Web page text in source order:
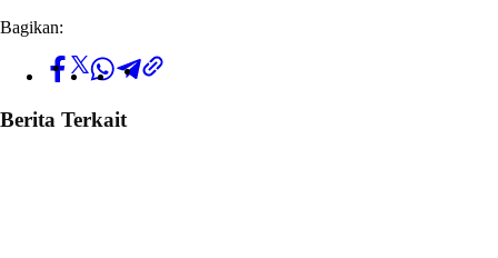
Bagikan:
Berita Terkait